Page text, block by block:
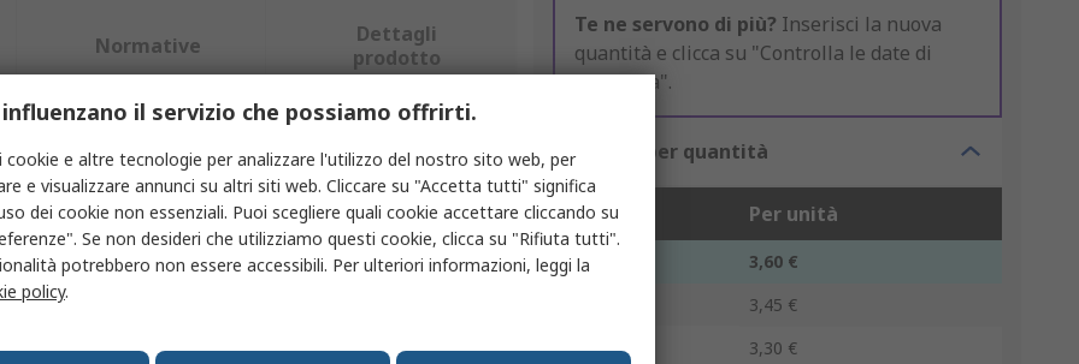
Te ne servono di più? Inserisci la nuova
quantità e clicca su "Controlla le date di
consegna".
Prezzo per quantità
Unità Per unità
1 - 14
3,60 €
3,45 €
40 +
3,30 €
Normative
Dettagli
prodotto
attributi.
Valore
RS PRO
prodotto
termica 1.8W/mK
il servizio che possiamo offrirti.
cookie e altre tecnologie per analizzare l'utilizzo del nostro sito web, per
e visualizzare annunci su altri siti web. Cliccare su "Accetta tutti" significa
dei cookie non essenziali. Puoi scegliere quali cookie accettare cliccando su
Se non desideri che utilizziamo questi cookie, clicca su "Rifiuta tutti".
potrebbero non essere accessibili. Per ulteriori informazioni, leggi la
policy.